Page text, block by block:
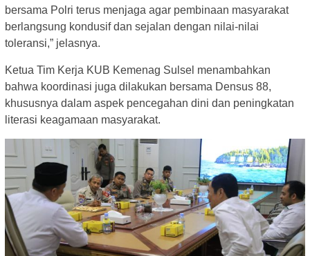
bersama Polri terus menjaga agar pembinaan masyarakat
berlangsung kondusif dan sejalan dengan nilai-nilai
toleransi,” jelasnya.
Ketua Tim Kerja KUB Kemenag Sulsel menambahkan
bahwa koordinasi juga dilakukan bersama Densus 88,
khususnya dalam aspek pencegahan dini dan peningkatan
literasi keagamaan masyarakat.